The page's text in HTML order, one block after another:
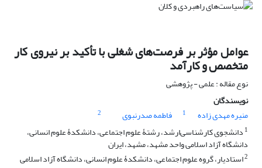
عوامل مؤثر بر فرصت‌های شغلی با تأکید بر نیروی کار
متخصص و کارآمد
نوع مقاله : علمی - پژوهشی
نویسندگان
منیره مهدی زاده
1 فاطمه صدرنبوی
2
1 دانشجوی کارشناسی‌ارشد، رشتۀ علوم اجتماعی، دانشکدۀ علوم انسانی،
دانشگاه آزاد اسلامی واحد مشهد، مشهد، ایران
2استادیار، گروه علوم اجتماعی، دانشکدۀ علوم انسانی، دانشگاه آزاد اسلامی